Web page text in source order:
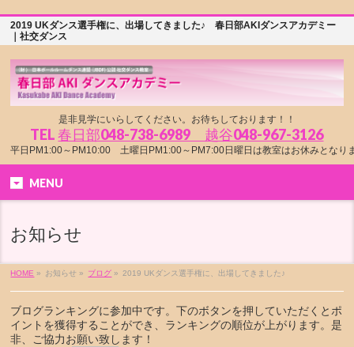
2019 UKダンス選手権に、出場してきました♪ 春日部AKIダンスアカデミー
｜社交ダンス
是非見学にいらしてください。お待ちしております！！
TEL春日部048-738-6989 越谷048-967-3126
平日PM1:00～PM10:00 土曜日PM1:00～PM7:00日曜日は教室はお休みとなり
MENU
お知らせ
HOME » お知らせ » ブログ » 2019 UKダンス選手権に、出場してきました♪
ブログランキングに参加中です。下のボタンを押していただくとポ
イントを獲得することができ、ランキングの順位が上がります。是
非、ご協力お願い致します！